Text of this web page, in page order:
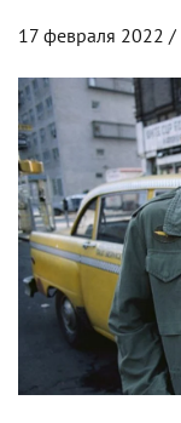
17 февраля 2022 /